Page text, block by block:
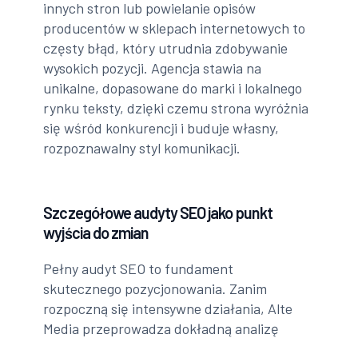
innych stron lub powielanie opisów
producentów w sklepach internetowych to
częsty błąd, który utrudnia zdobywanie
wysokich pozycji. Agencja stawia na
unikalne, dopasowane do marki i lokalnego
rynku teksty, dzięki czemu strona wyróżnia
się wśród konkurencji i buduje własny,
rozpoznawalny styl komunikacji.
Szczegółowe audyty SEO jako punkt
wyjścia do zmian
Pełny audyt SEO to fundament
skutecznego pozycjonowania. Zanim
rozpoczną się intensywne działania, Alte
Media przeprowadza dokładną analizę